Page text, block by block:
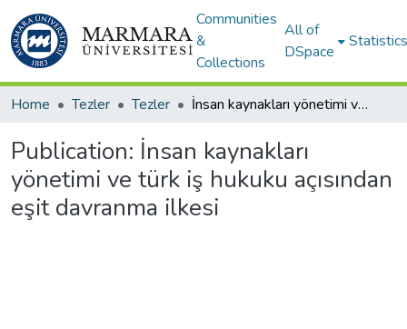
Communities
&
Collections
All of
DSpace
Statistics
Home Tezler Tezler İnsan kaynakları yönetimi ve türk iş hukuku açısından eşit davranma ilkesi
Publication: İnsan kaynakları
yönetimi ve türk iş hukuku açısından
eşit davranma ilkesi